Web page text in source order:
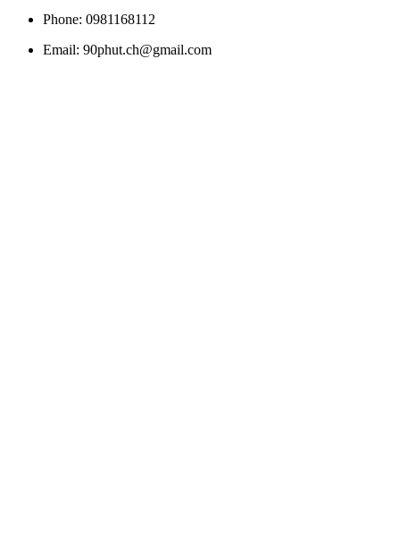
Phone: 0981168112
Email: 90phut.ch@gmail.com